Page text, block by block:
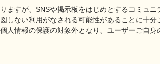
ますが、SNSや掲示板をはじめとするコミュニ
ない利用がなされる可能性があることに十分
人情報の保護の対象外となり、ユーザーご自身